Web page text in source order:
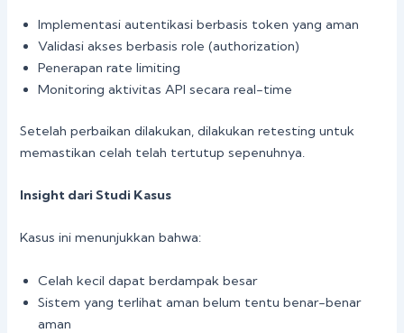
Implementasi autentikasi berbasis token yang aman
Validasi akses berbasis role (authorization)
Penerapan rate limiting
Monitoring aktivitas API secara real-time
Setelah perbaikan dilakukan, dilakukan retesting untuk
memastikan celah telah tertutup sepenuhnya.
Insight dari Studi Kasus
Kasus ini menunjukkan bahwa:
Celah kecil dapat berdampak besar
Sistem yang terlihat aman belum tentu benar-benar
aman